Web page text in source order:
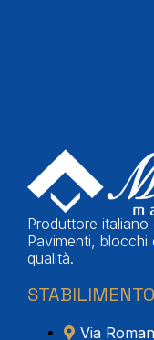
Produttore
Pavimenti, blocchi
qualità.
Via